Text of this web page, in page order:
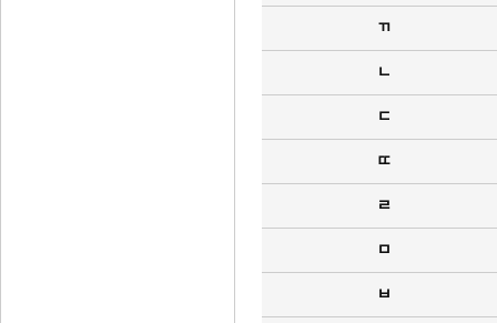
ㄲ
ㄴ
ㄷ
ㄸ
ㄹ
ㅁ
ㅂ